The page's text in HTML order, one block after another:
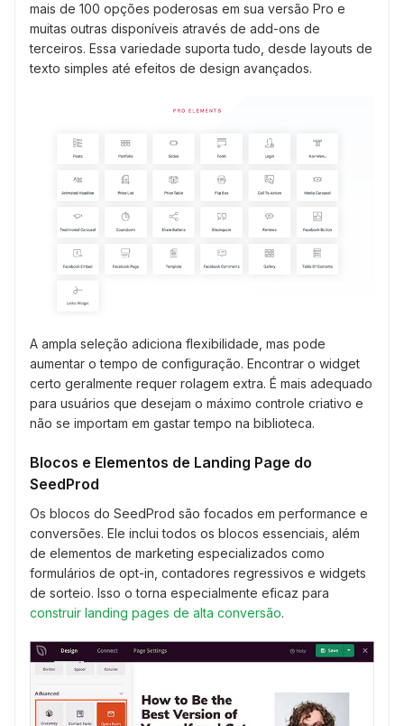
mais de 100 opções poderosas em sua versão Pro e
muitas outras disponíveis através de add-ons de
terceiros. Essa variedade suporta tudo, desde layouts de
texto simples até efeitos de design avançados.
A ampla seleção adiciona flexibilidade, mas pode
aumentar o tempo de configuração. Encontrar o widget
certo geralmente requer rolagem extra. É mais adequado
para usuários que desejam o máximo controle criativo e
não se importam em gastar tempo na biblioteca.
Blocos e Elementos de Landing Page do
SeedProd
Os blocos do SeedProd são focados em performance e
conversões. Ele inclui todos os blocos essenciais, além
de elementos de marketing especializados como
formulários de opt-in, contadores regressivos e widgets
de sorteio. Isso o torna especialmente eficaz para
construir landing pages de alta conversão.